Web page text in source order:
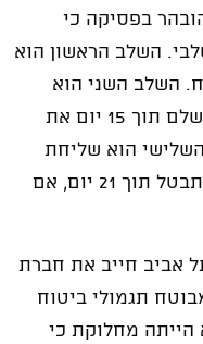
בפסיקה כי
השלב הראשון הוא
השלב השני הוא
שליחת דרישה בכתב למבוטח כי ישלם תוך 15 יום את
הוא שליחת
התראה בכתב על כך שהפוליסה תתבטל תוך 21 יום, אם
אביב חייב את חברת
תגמולי ביטוח
מחלוקת כי